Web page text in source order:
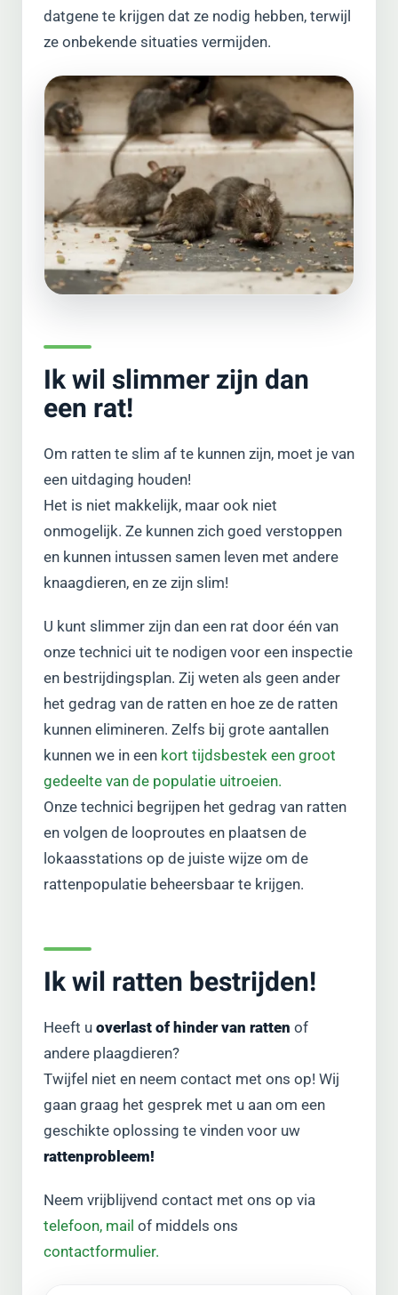
datgene te krijgen dat ze nodig hebben, terwijl
ze onbekende situaties vermijden.
Ik wil slimmer zijn dan
een rat!
Om ratten te slim af te kunnen zijn, moet je van
een uitdaging houden!
Het is niet makkelijk, maar ook niet
onmogelijk. Ze kunnen zich goed verstoppen
en kunnen intussen samen leven met andere
knaagdieren, en ze zijn slim!
U kunt slimmer zijn dan een rat door één van
onze technici uit te nodigen voor een inspectie
en bestrijdingsplan. Zij weten als geen ander
het gedrag van de ratten en hoe ze de ratten
kunnen elimineren. Zelfs bij grote aantallen
kunnen we in een kort tijdsbestek een groot
gedeelte van de populatie uitroeien.
Onze technici begrijpen het gedrag van ratten
en volgen de looproutes en plaatsen de
lokaasstations op de juiste wijze om de
rattenpopulatie beheersbaar te krijgen.
Ik wil ratten bestrijden!
Heeft u overlast of hinder van ratten of
andere plaagdieren?
Twijfel niet en neem contact met ons op! Wij
gaan graag het gesprek met u aan om een
geschikte oplossing te vinden voor uw
rattenprobleem!
Neem vrijblijvend contact met ons op via
telefoon, mail of middels ons
contactformulier.